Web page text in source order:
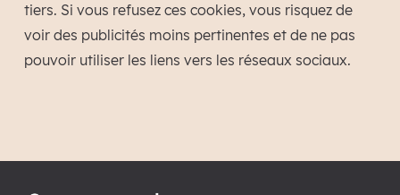
tiers. Si vous refusez ces cookies, vous risquez de
voir des publicités moins pertinentes et de ne pas
pouvoir utiliser les liens vers les réseaux sociaux.